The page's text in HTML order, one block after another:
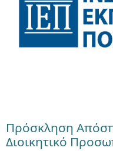
Πρόσκληση
Διοικητικό